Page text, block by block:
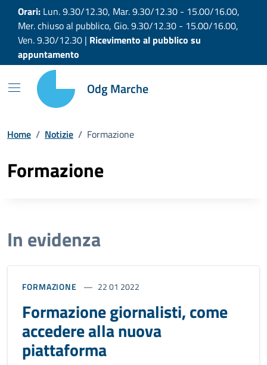
Vai ai contenuti
Vai al footer
Orari: Lun. 9.30/12.30, Mar. 9.30/12.30 - 15.00/16.00,
Mer. chiuso al pubblico, Gio. 9.30/12.30 - 15.00/16.00,
Ven. 9.30/12.30 | Ricevimento al pubblico su
appuntamento
Odg Marche
Home / Notizie / Formazione
Formazione
In evidenza
FORMAZIONE 22 01 2022
Formazione giornalisti, come
accedere alla nuova
piattaforma